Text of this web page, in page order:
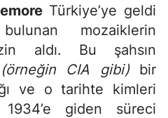
Türkiye’ye geldi
mozaiklerin
aldı. Bu şahsın
(örneğin CIA gibi) bir
ve o tarihte kimleri
giden süreci